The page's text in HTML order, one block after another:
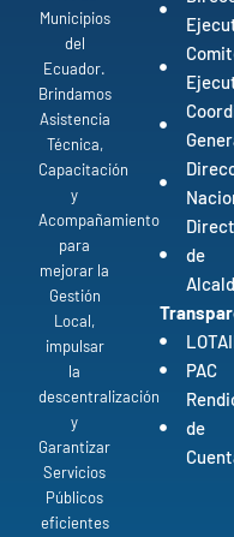
Municipios
del
Ecuador.
Brindamos
Asistencia
Técnica,
Capacitación
y
Acompañamiento
para
mejorar la
Gestión
Local,
impulsar
la
descentralización
y
Garantizar
Servicios
Públicos
eficientes
de
PAC
de